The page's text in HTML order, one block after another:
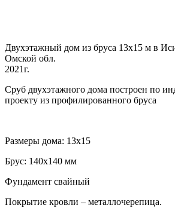
Двухэтажный дом из бруса 13х15 м в
Омской обл.
2021г.
Сруб двухэтажного дома построен по
проекту из профилированного бруса
Размеры дома: 13х15
Брус: 140х140 мм
Фундамент свайный
Покрытие кровли – металлочерепица.